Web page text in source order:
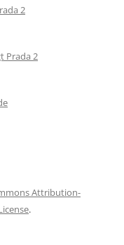
2
Prada 2
Attribution-
.